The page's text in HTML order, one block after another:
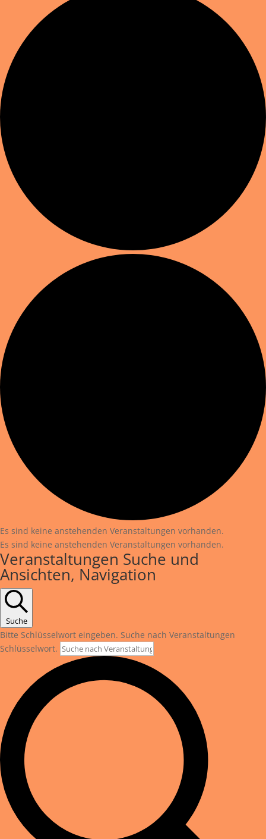
Es sind keine anstehenden Veranstaltungen vorhanden.
Es sind keine anstehenden Veranstaltungen vorhanden.
Veranstaltungen Suche und
Ansichten, Navigation
Suche
Bitte Schlüsselwort eingeben. Suche nach Veranstaltungen
Schlüsselwort.